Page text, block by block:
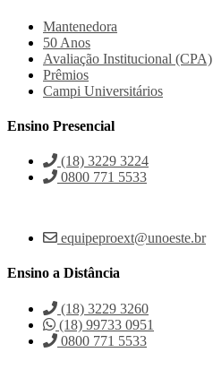
Mantenedora
50 Anos
Avaliação Institucional (CPA)
Prêmios
Campi Universitários
Ensino Presencial
(18) 3229 3224
0800 771 5533
equipeproext@unoeste.br
Ensino a Distância
(18) 3229 3260
(18) 99733 0951
0800 771 5533